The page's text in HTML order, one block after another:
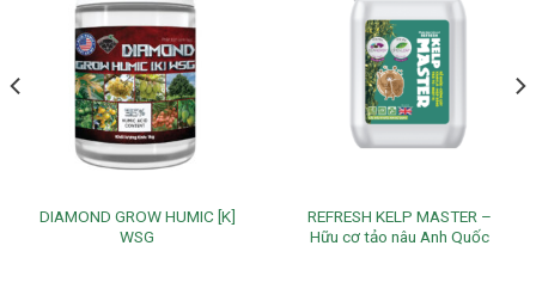
DIAMOND GROW HUMIC [K]
WSG
REFRESH KELP MASTER –
Hữu cơ tảo nâu Anh Quốc